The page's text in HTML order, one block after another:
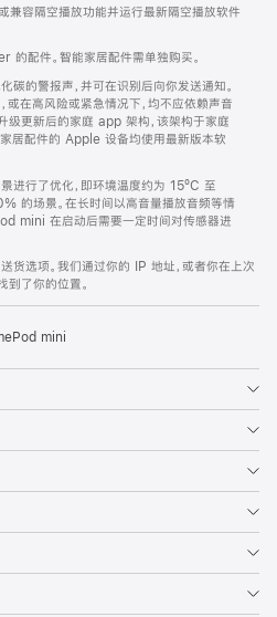
容隔空播放功能并运行最新隔空播放软件
配件。智能家居配件需单独购买。
碳的警报声，并可在识别后向你发送通知。
或在高风险或紧急情况下，均不应依赖声音
级更新后的家庭 app 架构，该架构于家庭
居配件的 Apple 设备均使用最新版本软
进行了优化，即环境温度约为 15ºC 至
的场景。在长时间以高音量播放音频等情
mini 在启动后需要一定时间对传感器进
货选项。我们通过你的 IP 地址，或者你在上次
了你的位置。
mini